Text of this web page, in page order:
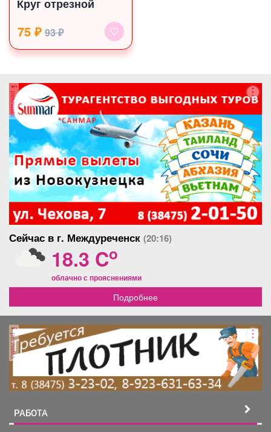
Круг отрезной
75 ₽ 93 ₽
реклама
Сейчас в г. Междуреченск (20:16)
18.3 Co
облачно с прояснениями
Подробнее
реклама
РАБОТА